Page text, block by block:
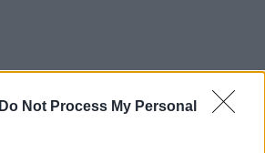
Do Not Process My Personal